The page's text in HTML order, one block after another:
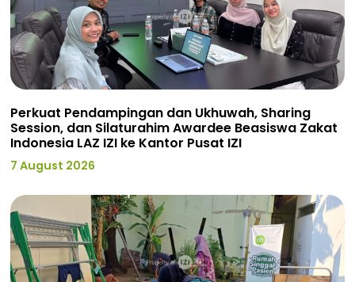
Perkuat Pendampingan dan Ukhuwah, Sharing
Session, dan Silaturahim Awardee Beasiswa Zakat
Indonesia LAZ IZI ke Kantor Pusat IZI
7 August 2026